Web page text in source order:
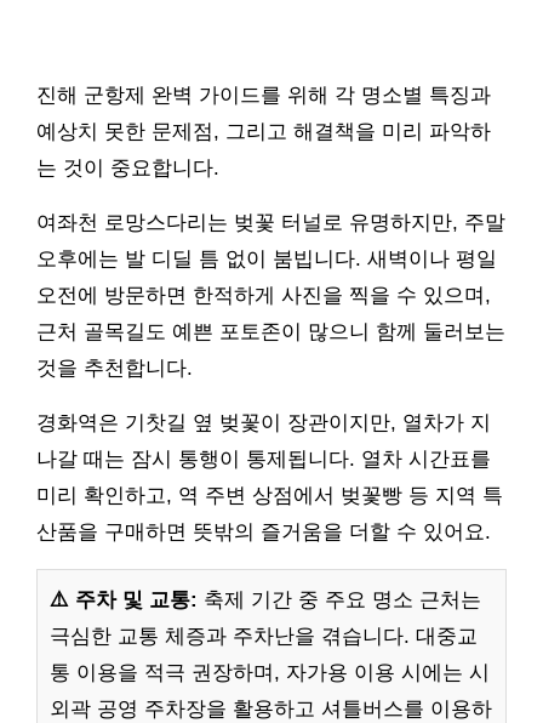
진해 군항제 완벽 가이드를 위해 각 명소별 특징과
예상치 못한 문제점, 그리고 해결책을 미리 파악하
는 것이 중요합니다.
여좌천 로망스다리는 벚꽃 터널로 유명하지만, 주말
오후에는 발 디딜 틈 없이 붐빕니다. 새벽이나 평일
오전에 방문하면 한적하게 사진을 찍을 수 있으며,
근처 골목길도 예쁜 포토존이 많으니 함께 둘러보는
것을 추천합니다.
경화역은 기찻길 옆 벚꽃이 장관이지만, 열차가 지
나갈 때는 잠시 통행이 통제됩니다. 열차 시간표를
미리 확인하고, 역 주변 상점에서 벚꽃빵 등 지역 특
산품을 구매하면 뜻밖의 즐거움을 더할 수 있어요.
⚠️ 주차 및 교통: 축제 기간 중 주요 명소 근처는
극심한 교통 체증과 주차난을 겪습니다. 대중교
통 이용을 적극 권장하며, 자가용 이용 시에는 시
외곽 공영 주차장을 활용하고 셔틀버스를 이용하